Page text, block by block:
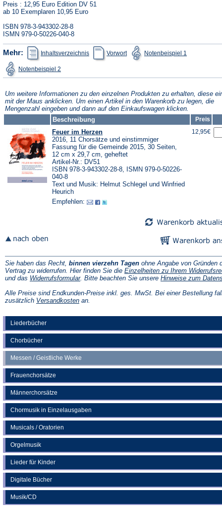
Liederbücher
Chorbücher
Messen / Geistliche Werke
Frauenchorsätze
Männerchorsätze
Chormusik in Einzelausgaben
Musicals / Oratorien
Orgelmusik
Lieder für Kinder
Digitale Bücher
Musik/CD
Preis : 12,95 Euro Edition DV 51
ab 10 Exemplaren 10,95 Euro
ISBN 978-3-943302-28-8
ISMN 979-0-50226-040-8
Mehr: Inhaltsverzeichnis
(Öffnet
in
einem
Tab)
Vorwort
(Öffnet
in
einem
Tab)
Notenbeispiel 1in
Tab)
Notenbeispiel 2in
einem
Tab)
Um weitere Informationen zu den einzelnen Produkten zu erhalten, diese
mit der Maus anklicken. Um einen Artikel in den Warenkorb zu legen, die
Mengenzahl eingeben und dann auf den Einkaufswagen klicken.
Beschreibung
Preis
Feuer im Herzen
2016, 11 Chorsätze und einstimmiger
Fassung für die Gemeinde 2015, 30 Seiten,
12 cm x 29,7 cm, geheftet
Artikel-Nr.: DV51
ISBN 978-3-943302-28-8, ISMN 979-0-50226-
040-8
Text und Musik: Helmut Schlegel und Winfried
Heurich
Empfehlen:
12,95€
Sie haben das Recht, binnen vierzehn Tagen ohne Angabe von Gründen
Vertrag zu widerrufen. Hier finden Sie die Einzelheiten zu Ihrem
und das Widerrufsformular(Öffnet
einem
neuen
. Bitte beachten Sie unsere Hinweise zum
Alle Preise sind Endkunden-Preise inkl. ges. MwSt. Bei einer Bestellung
zusätzlich Versandkosten(Öffnet
an.